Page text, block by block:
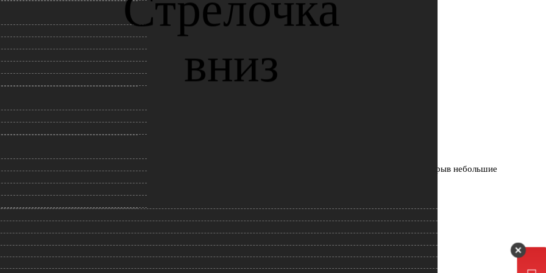
своей обуви. Все мы прекрасно знаем, что он способен придать покрытию красивый блеск, перекрыв небольшие
испортить обувь. Объясняется это некачественным составом средства.